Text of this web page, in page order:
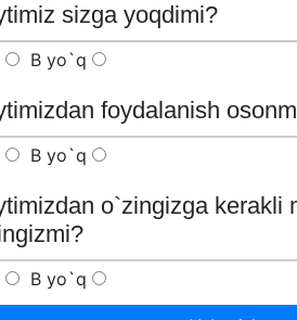
sizga yoqdimi?
B yo`q
foydalanish
B yo`q
o`zingizga kerakli
B yo`q